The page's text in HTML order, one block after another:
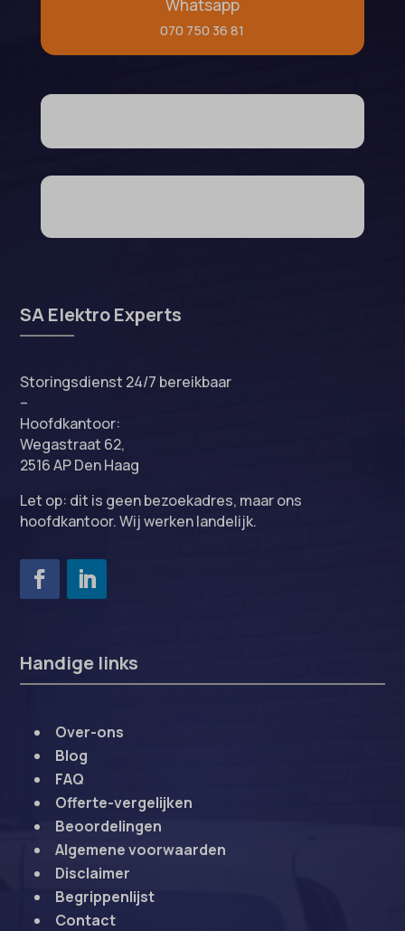
Whatsapp
070 750 36 81
SA Elektro Experts
Storingsdienst 24/7 bereikbaar
–
Hoofdkantoor:
Wegastraat 62,
2516 AP Den Haag
Let op: dit is geen bezoekadres, maar ons
hoofdkantoor. Wij werken landelijk.
Handige links
Over-ons
Blog
FAQ
Offerte-vergelijken
Beoordelingen
Algemene voorwaarden
Disclaimer
Begrippenlijst
Contact